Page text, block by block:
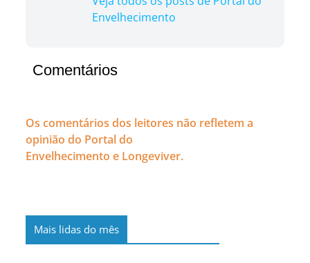
Envelhecimento
Comentários
Os comentários dos leitores não refletem a
opinião do Portal do
Envelhecimento e Longeviver.
Mais lidas do mês